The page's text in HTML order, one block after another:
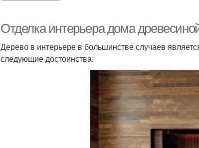
Отделка интерьера дома
Дерево в интерьере в большинстве случаев
следующие достоинства: